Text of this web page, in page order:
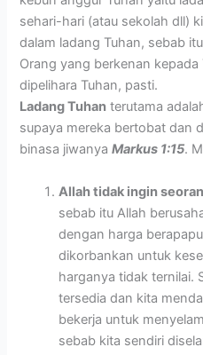
sehari-hari (atau sekolah dll)
dalam ladang Tuhan, sebab
Orang yang berkenan
dipelihara Tuhan, pasti.
Ladang Tuhan terutama
supaya mereka bertobat dan
binasa jiwanyaMarkus 1:15.
Allah tidak ingin
sebab itu Allah
dengan harga
dikorbankan untuk
harganya tidak ternilai.
tersedia dan kita
bekerja untuk
sebab kita sendiri